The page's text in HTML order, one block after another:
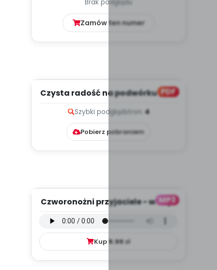
Brak podglądu
Zamów ten numer
PDF
Czysta radość na podwórku (PD)
Szybki podglądstron: 4
Pobierz pobraniem
MP3
Czworonożni przyjaciele - wersja
Kup9.99zł